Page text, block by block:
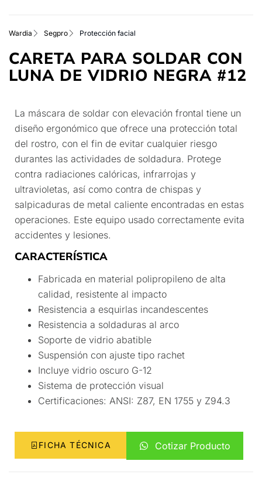
Wardia Segpro Protección facial
CARETA PARA SOLDAR CON
LUNA DE VIDRIO NEGRA #12
La máscara de soldar con elevación frontal tiene un
diseño ergonómico que ofrece una protección total
del rostro, con el fin de evitar cualquier riesgo
durantes las actividades de soldadura. Protege
contra radiaciones calóricas, infrarrojas y
ultravioletas, así como contra de chispas y
salpicaduras de metal caliente encontradas en estas
operaciones. Este equipo usado correctamente evita
accidentes y lesiones.
CARACTERÍSTICA
Fabricada en material polipropileno de alta
calidad, resistente al impacto
Resistencia a esquirlas incandescentes
Resistencia a soldaduras al arco
Soporte de vidrio abatible
Suspensión con ajuste tipo rachet
Incluye vidrio oscuro G-12
Sistema de protección visual
Certificaciones: ANSI: Z87, EN 1755 y Z94.3
FICHA TÉCNICA Cotizar Producto